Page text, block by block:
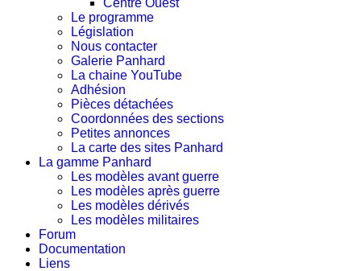
Centre Ouest
Le programme
Législation
Nous contacter
Galerie Panhard
La chaine YouTube
Adhésion
Pièces détachées
Coordonnées des sections
Petites annonces
La carte des sites Panhard
La gamme Panhard
Les modèles avant guerre
Les modèles après guerre
Les modèles dérivés
Les modèles militaires
Forum
Documentation
Liens